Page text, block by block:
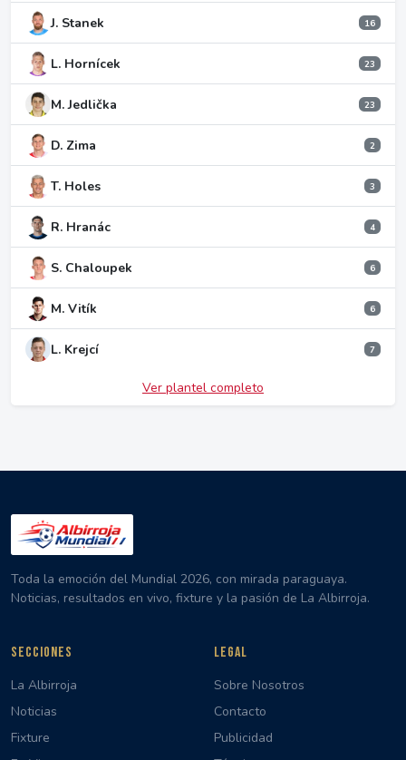
J. Stanek 16
L. Hornícek 23
M. Jedlička 23
D. Zima 2
T. Holes 3
R. Hranác 4
S. Chaloupek 6
M. Vitík 6
L. Krejcí 7
Ver plantel completo
Toda la emoción del Mundial 2026, con mirada paraguaya.
Noticias, resultados en vivo, fixture y la pasión de La Albirroja.
SECCIONES
La Albirroja
Noticias
Fixture
LEGAL
Sobre Nosotros
Contacto
Publicidad